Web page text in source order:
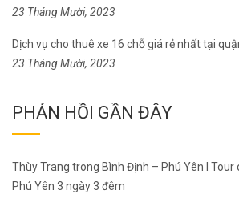
23 Tháng Mười, 2023
Dịch vụ cho thuê xe 16 chỗ giá rẻ nhất tại
23 Tháng Mười, 2023
PHẢN HỒI GẦN ĐÂY
Thùy Trang trong Bình Định – Phú Yên I Tour
Phú Yên 3 ngày 3 đêm